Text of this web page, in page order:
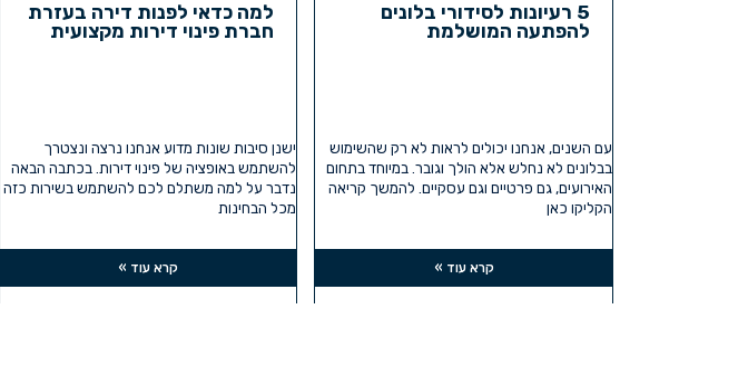
5 רעיונות לסידורי בלונים
להפתעה המושלמת
עם השנים, אנחנו יכולים לראות לא רק שהשימוש
בבלונים לא נחלש אלא הולך וגובר. במיוחד בתחום
האירועים, גם פרטיים וגם עסקיים. להמשך קריאה
הקליקו כאן
קרא עוד »
למה כדאי לפנות דירה בעזרת
חברת פינוי דירות מקצועית
ישנן סיבות שונות מדוע אנחנו נרצה ונצטרך
להשתמש באופציה של פינוי דירות. בכתבה הבאה
נדבר על למה משתלם לכם להשתמש בשירות כזה
מכל הבחינות
קרא עוד »